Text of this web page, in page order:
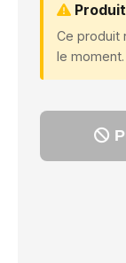
Ce produit
le moment.